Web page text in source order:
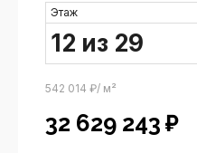
Этаж
12 из 29
542 014 ₽/ м²
32 629 243 ₽